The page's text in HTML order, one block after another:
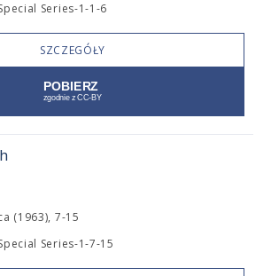
Series-1-1-6
SZCZEGÓŁY
(1963), 7-15
Series-1-7-15